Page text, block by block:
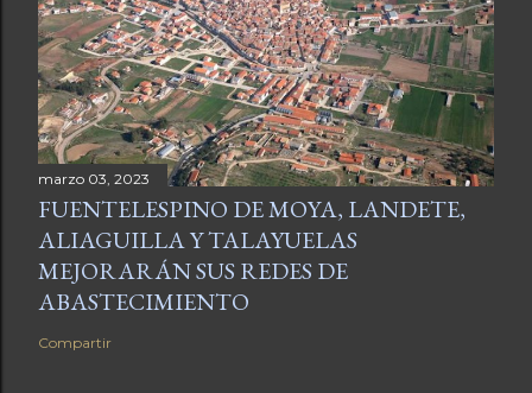
marzo 03, 2023
FUENTELESPINO DE MOYA, LANDETE,
ALIAGUILLA Y TALAYUELAS
MEJORARÁN SUS REDES DE
ABASTECIMIENTO
Compartir